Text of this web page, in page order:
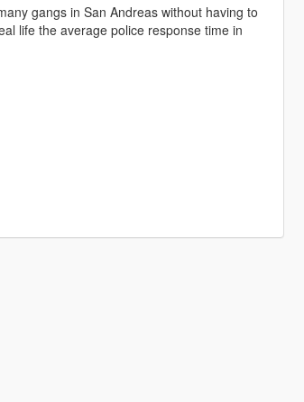
gangs in San Andreas without having to
life the average police response time in